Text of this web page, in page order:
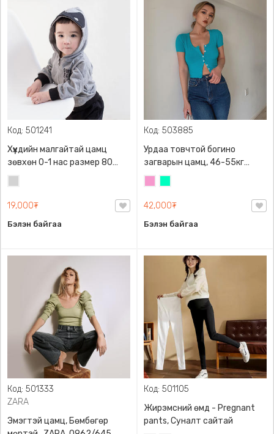
Код: 501241
Хүүхдийн малгайтай цамц
зөвхөн 0-1 нас размер 80
сонголттой
19,000₮
Бэлэн байгаа
Код: 503885
Урдаа товчтой богино
загварын цамц, 46-55кг
жинд таарна
42,000₮
Бэлэн байгаа
Код: 501333
ZARA
Эмэгтэй цамц, Бөмбөгөр
Код: 501105
Жирэмсний өмд - Pregnant
pants, Суналт сайтай